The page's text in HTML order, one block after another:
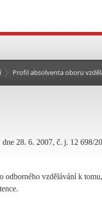
Profil absolventa oboru
28. 6. 2007, č. j. 12 698/
odborného vzdělávání k